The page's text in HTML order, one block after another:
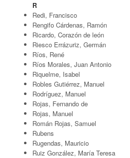
R
Redi, Francisco
Rengifo Cárdenas, Ramón
Ricardo, Corazón de león
Riesco Errázuriz, Germán
Ríos, René
Ríos Morales, Juan Antonio
Riquelme, Isabel
Robles Gutiérrez, Manuel
Rodríguez, Manuel
Rojas, Fernando de
Rojas, Manuel
Román Rojas, Samuel
Rubens
Rugendas, Mauricio
Ruiz González, María Teresa